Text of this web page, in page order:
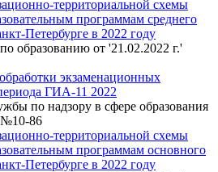
территориальной схемы
программам среднего
Петербурге в 2022 году
образованию от '21.02.2022 г.'
экзаменационных
ГИА-11 2022
по надзору в сфере образования
№10-86
территориальной схемы
программам основного
Петербурге в 2022 году